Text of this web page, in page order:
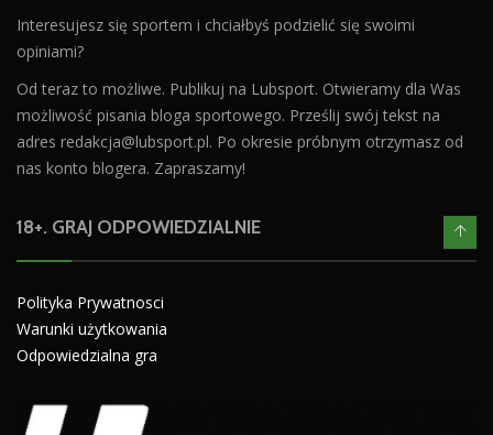
Interesujesz się sportem i chciałbyś podzielić się swoimi
opiniami?
Od teraz to możliwe. Publikuj na Lubsport. Otwieramy dla Was
możliwość pisania bloga sportowego. Prześlij swój tekst na
adres redakcja@lubsport.pl. Po okresie próbnym otrzymasz od
nas konto blogera. Zapraszamy!
18+. GRAJ ODPOWIEDZIALNIE
Polityka Prywatnosci
Warunki użytkowania
Odpowiedzialna gra